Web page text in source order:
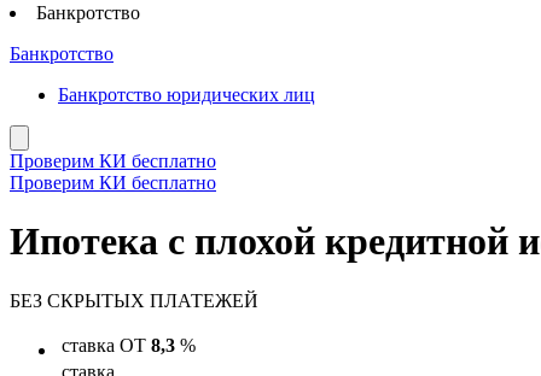
Банкротство
Банкротство
Банкротство юридических лиц
Проверим КИ бесплатно
Проверим КИ бесплатно
Ипотека с плохой кредитной
БЕЗ СКРЫТЫХ ПЛАТЕЖЕЙ
ставка ОТ 8,3 %
ставка